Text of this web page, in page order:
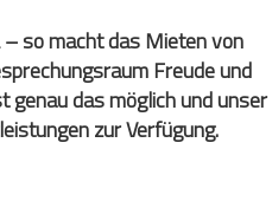
– so macht das Mieten von
Freude und
genau das möglich und unser
zur Verfügung.